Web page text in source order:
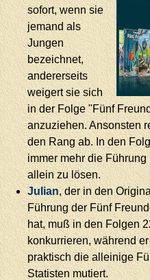
sofort, wenn sie
jemand als
Jungen
bezeichnet,
andererseits
weigert sie sich
in der Folge "Fünf
anzuziehen. Ansonsten
den Rang ab. In den
immer mehr die
allein zu lösen.
Julian, der in den
Führung der Fünf
hat, muß in den Folgen
konkurrieren, während
praktisch die alleinige
Statisten mutiert.